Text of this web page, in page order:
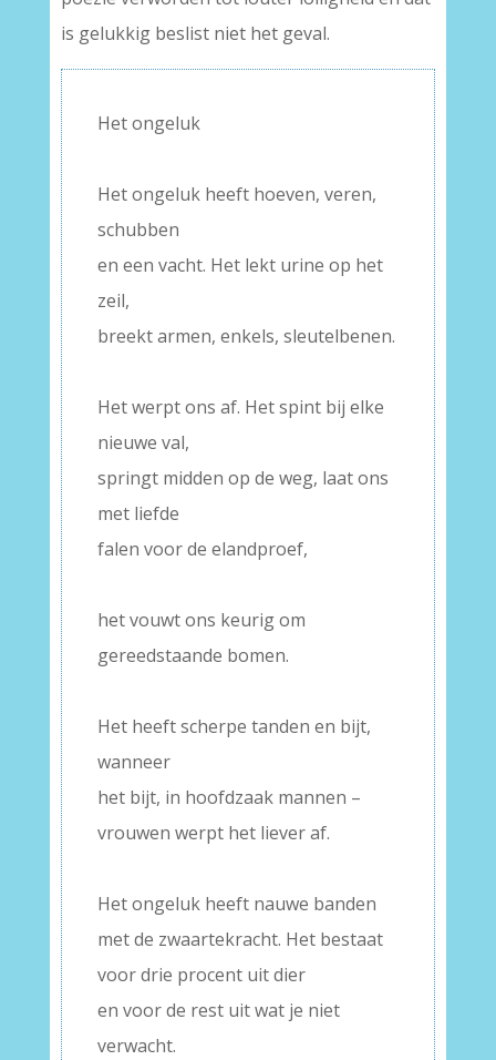
is gelukkig beslist niet het geval.
Het ongeluk
Het ongeluk heeft hoeven, veren,
schubben
en een vacht. Het lekt urine op het
zeil,
breekt armen, enkels, sleutelbenen.
Het werpt ons af. Het spint bij elke
nieuwe val,
springt midden op de weg, laat ons
met liefde
falen voor de elandproef,
het vouwt ons keurig om
gereedstaande bomen.
Het heeft scherpe tanden en bijt,
wanneer
het bijt, in hoofdzaak mannen –
vrouwen werpt het liever af.
Het ongeluk heeft nauwe banden
met de zwaartekracht. Het bestaat
voor drie procent uit dier
en voor de rest uit wat je niet
verwacht.